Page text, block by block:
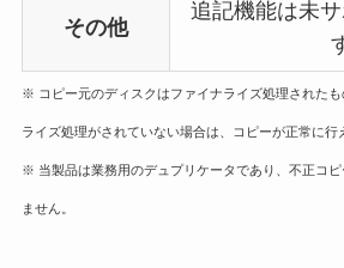
その他
追記機能は未
※ コピー元のディスクはファイナライズ処理された
ライズ処理がされていない場合は、コピーが正常に行
※ 当製品は業務用のデュプリケータであり、不正コ
ません。